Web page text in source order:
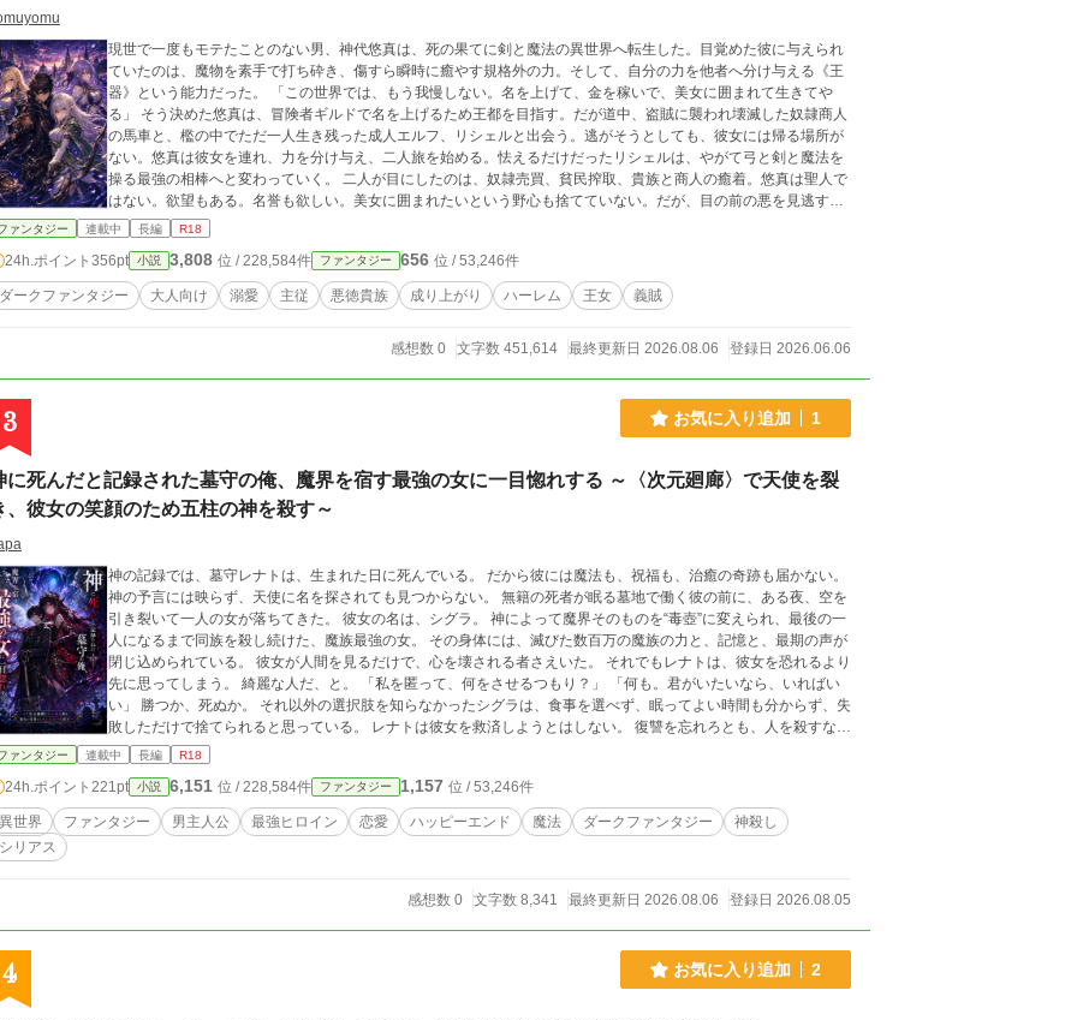
現世で一度もモテたことのない男、神代悠真は、死の果てに剣と魔法の異世界へ転生した。目覚めた彼に与えられ
ていたのは、魔物を素手で打ち砕き、傷すら瞬時に癒やす規格外の力。そして、自分の力を他者へ分け与える《王
器》という能力だった。 「この世界では、もう我慢しない。名を上げて、金を稼いで、美女に囲まれて生きてや
る」 そう決めた悠真は、冒険者ギルドで名を上げるため王都を目指す。だが道中、盗賊に襲われ壊滅した奴隷商人
の馬車と、檻の中でただ一人生き残った成人エルフ、リシェルと出会う。逃がそうとしても、彼女には帰る場所が
ない。悠真は彼女を連れ、力を分け与え、二人旅を始める。怯えるだけだったリシェルは、やがて弓と剣と魔法を
操る最強の相棒へと変わっていく。 二人が目にしたのは、奴隷売買、貧民搾取、貴族と商人の癒着。悠真は聖人で
はない。欲望もある。名誉も欲しい。美女に囲まれたいという野心も捨てていない。だが、目の前の悪を見逃すほ
ど腐ってもいなかった。悪人を裁き、奪われた金を民へ返す二人は、いつしか王都で“黒翼の義賊”と呼ばれるよう
る身となる。 一方、王都学院には、王国最強の剣姫と称えられる第一王女アレクシアと、姉への劣等感を隠すため
高慢に振る舞う第二王女セレスティアがいた。悠真は正体を隠して学院へ入り、王家の姉妹、貴族社会、そして王
都に巣食う謎の宗教団体の闇と向き合っていく。 欲望を隠さない無敵の男と、彼に救われ強くなったエルフ。法で
は膝をつき、高慢な王女は仮面の奥で涙を隠す。これは、選ばれなかった男が、異世界で美女たちに選ばれる男に
ァンタジー 連載中 長編 R18
24h.ポイント 356pt 小説 3,808 位 / 228,584件 ファンタジー 656 位 / 53,246件
ダークファンタジー 大人向け 溺愛 主従 悪徳貴族 成り上がり ハーレム 王女 義賊
感想数 0 文字数 451,614 最終更新日 2026.08.06 登録日 2026.06.06
3 お気に入り追加 1
に死んだと記録された墓守の俺、魔界を宿す最強の女に一目惚れする ～〈次元廻廊〉で天使を裂
、彼女の笑顔のため五柱の神を殺す～
神の記録では、墓守レナトは、生まれた日に死んでいる。 だから彼には魔法も、祝福も、治癒の奇跡も届かない。
神の予言には映らず、天使に名を探されても見つからない。 無籍の死者が眠る墓地で働く彼の前に、ある夜、空を
引き裂いて一人の女が落ちてきた。 彼女の名は、シグラ。 神によって魔界そのものを“毒壺”に変えられ、最後の一
人になるまで同族を殺し続けた、魔族最強の女。 その身体には、滅びた数百万の魔族の力と、記憶と、最期の声が
閉じ込められている。 彼女が人間を見るだけで、心を壊される者さえいた。 それでもレナトは、彼女を恐れるより
先に思ってしまう。 綺麗な人だ、と。 「私を匿って、何をさせるつもり？」 「何も。君がいたいなら、いればい
い」 勝つか、死ぬか。 それ以外の選択肢を知らなかったシグラは、食事を選べず、眠ってよい時間も分からず、失
敗しただけで捨てられると思っている。 レナトは彼女を救済しようとはしない。 復讐を忘れろとも、人を殺すなと
も命じない。 ただ、何度でも彼女へ尋ねる。 「君は、どうしたい？」 やがてシグラは、食べたいものを選び、嫌
の望みを隠すことは違うと知る。 だが神々は、完成した毒壺であるシグラを放置しない。 天使の軍勢。 人間同士
を争わせる神託。 子どもたちを殺し合わせる選定院。 地上で再現される、魔界の毒壺。 シグラは正面から世界を
破壊できる。 レナトは剣も魔法も弱く、一撃受ければ死ぬ。 しかし、神の法則から外れた〈次元廻廊〉だけが、天
死者と記録された墓守が、彼女の笑顔のため、世界を支配する五柱の神を一柱ずつ殺していく物語。 神を殺せば、
ァンタジー 連載中 長編 R18
24h.ポイント 221pt 小説 6,151 位 / 228,584件 ファンタジー 1,157 位 / 53,246件
異世界 ファンタジー 男主人公 最強ヒロイン 恋愛 ハッピーエンド 魔法 ダークファンタジー
神殺し
シリアス
感想数 0 文字数 8,341 最終更新日 2026.08.06 登録日 2026.08.05
4 お気に入り追加 2